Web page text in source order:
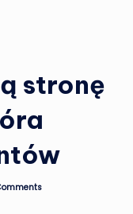
stronę